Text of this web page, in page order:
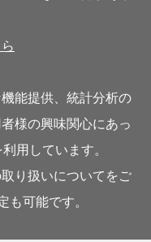
能提供、統計分析の
様の興味関心にあっ
用しています。
り扱いについてをご
も可能です。